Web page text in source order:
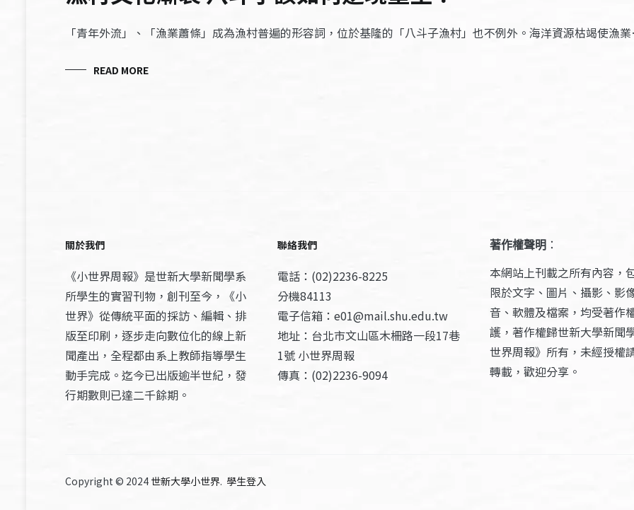
「青年外流」、「漁業蕭條」成為漁村普遍的形容詞，位於基隆的「八斗子漁村」也不例外。海洋資源枯竭使漁
READ MORE
關於我們
《小世界周報》是世新大學新聞學系
所學生的實習刊物，創刊至今，《小
世界》從傳統平面的採訪、編輯、排
版至印刷，逐步走向數位化的線上新
聞產出，全程都由系上教師指導學生
動手完成。迄今已出版逾半世紀，發
行期數則已達二千餘期。
聯絡我們
電話：(02)2236-8225
分機84113
電子信箱：e01@mail.shu.edu.tw
地址：台北市文山區木柵路一段17巷
1號 小世界周報
傳真：(02)2236-9094
著作權聲明 ：
本網站上刊載之所有內容，
限於文字、圖片、攝影、影
音、軟體及檔案，均受著作
護，著作權歸世新大學新聞
世界周報》所有，未經授權
轉載，歡迎分享。
Copyright © 2024 世新大學小世界. 學生登入